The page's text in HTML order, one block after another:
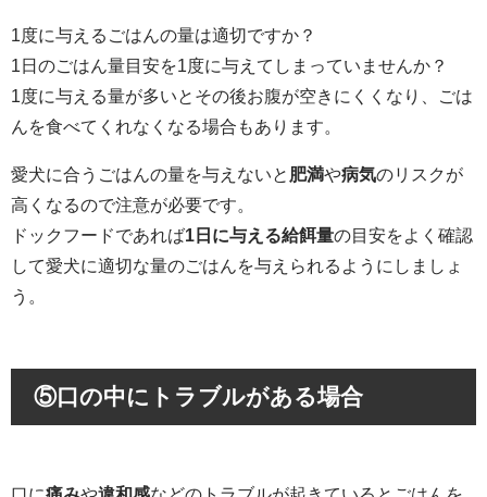
1度に与えるごはんの量は適切ですか？
1日のごはん量目安を1度に与えてしまっていませんか？
1度に与える量が多いとその後お腹が空きにくくなり、ごは
んを食べてくれなくなる場合もあります。
愛犬に合うごはんの量を与えないと 肥満や病気のリスクが
高くなるので注意が必要です。
ドックフードであれば1日に与える給餌量の目安をよく確認
して愛犬に適切な量のごはんを与えられるようにしましょ
う。
⑤口の中にトラブルがある場合
口に痛みや違和感などのトラブルが起きているとごはんを